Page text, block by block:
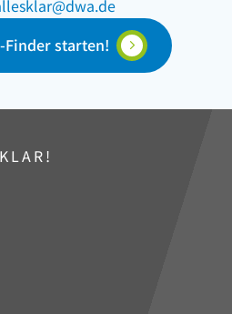
starten!